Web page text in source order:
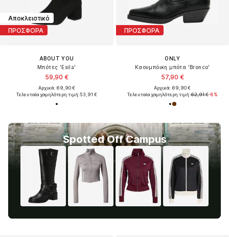
Αποκλειστικό
ΠΡΟΣΦΟΡΑ
ABOUT YOU
Μπότες 'Esila'
59,90 €
Αρχικά: 69,90 €
Τελευταία χαμηλότερη τιμή:53,91 €
Spotted Off Campus
ΠΡΟΣΦΟΡΑ
ONLY
Καουμπόικη μπότα 'Bronco'
57,90 €
Αρχικά: 69,90 €
Τελευταία χαμηλότερη τιμή:62,91 €-8%